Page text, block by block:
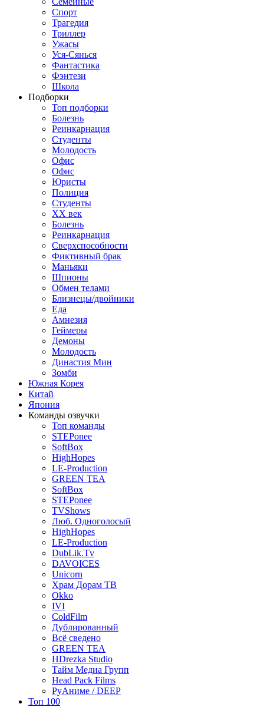
Спорт
Трагедия
Триллер
Ужасы
Уся-Сянься
Фантастика
Фэнтези
Школа
Подборки
Топ подборки
Болезнь
Реинкарнация
Студенты
Молодость
Офис
Офис
Юристы
Полиция
Студенты
ХХ век
Болезнь
Реинкарнация
Сверхспособности
Фиктивный брак
Маньяки
Шпионы
Обмен телами
Близнецы/двойники
Еда
Амнезия
Геймеры
Демоны
Молодость
Династия Мин
Зомби
Южная Корея
Китай
Япония
Команды озвучки
Топ команды
STEPonee
SoftBox
HighHopes
LE-Production
GREEN TEA
SoftBox
STEPonee
TVShows
Люб. Одноголосый
HighHopes
LE-Production
DubLik.Tv
DAVOICES
Unicorn
Храм Дорам ТВ
Okko
IVI
ColdFilm
Дублированный
Всё сведено
GREEN TEA
HDrezka Studio
Тайм Медиа Групп
Head Pack Films
РуАниме / DEEP
Топ 100